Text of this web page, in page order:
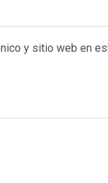
y sitio web en